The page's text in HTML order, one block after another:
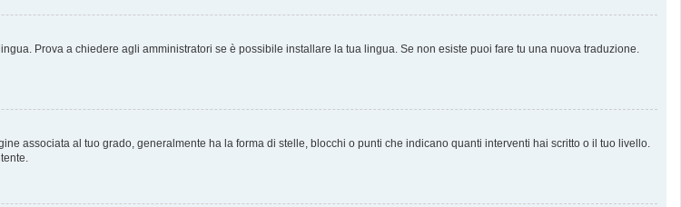
Prova a chiedere agli amministratori se è possibile installare la tua lingua. Se non esiste puoi fare tu una nuova traduzione.
associata al tuo grado, generalmente ha la forma di stelle, blocchi o punti che indicano quanti interventi hai scritto o il tuo livello.